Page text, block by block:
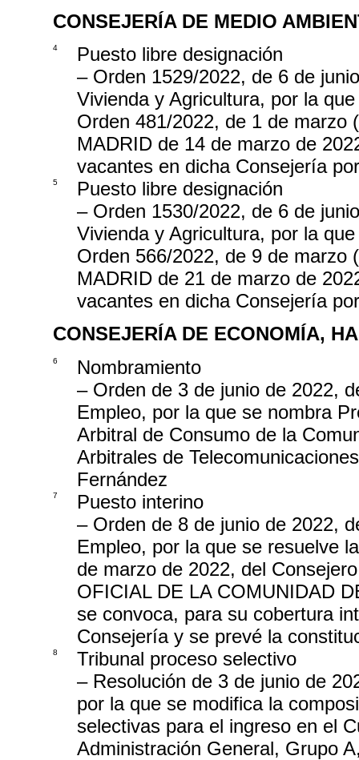
CONSEJERÍA DE MEDIO
4
Puesto libre designación
– Orden 1529/2022, de 6 de
Vivienda y Agricultura, por la
Orden 481/2022, de 1 de marzo
MADRID de 14 de marzo de
vacantes en dicha Consejería
5
Puesto libre designación
– Orden 1530/2022, de 6 de
Vivienda y Agricultura, por la
Orden 566/2022, de 9 de marzo
MADRID de 21 de marzo de
vacantes en dicha Consejería
CONSEJERÍA DE ECONOMÍA,
6
Nombramiento
– Orden de 3 de junio de 2022,
Empleo, por la que se nombra
Arbitral de Consumo de la
Arbitrales de
Fernández
7
Puesto interino
– Orden de 8 de junio de 2022,
Empleo, por la que se resuelve
de marzo de 2022, del
OFICIAL DE LA COMUNIDAD
se convoca, para su cobertura
Consejería y se prevé la
8
Tribunal proceso selectivo
– Resolución de 3 de junio de
por la que se modifica la
selectivas para el ingreso en el
Administración General, Grupo